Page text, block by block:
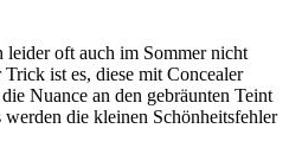
oft auch im Sommer nicht
ist es, diese mit Concealer
Nuance an den gebräunten Teint
werden die kleinen Schönheitsfehler